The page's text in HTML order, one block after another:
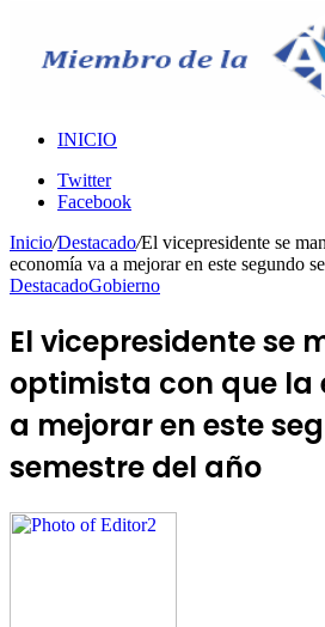
INICIO
Twitter
Facebook
Inicio/Destacado/El vicepresidente se
economía va a mejorar en este segundo
DestacadoGobierno
El vicepresidente se
optimista con que la
a mejorar en este
semestre del año